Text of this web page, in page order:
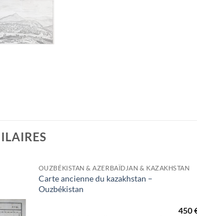
à la
OUZBÉKISTAN & AZERBAÏDJAN & KAZAKHSTAN
Carte ancienne du kazakhstan –
Ouzbékistan
450